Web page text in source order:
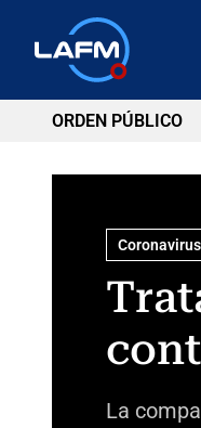
ORDEN PÚBLICO
Coronavirus
La